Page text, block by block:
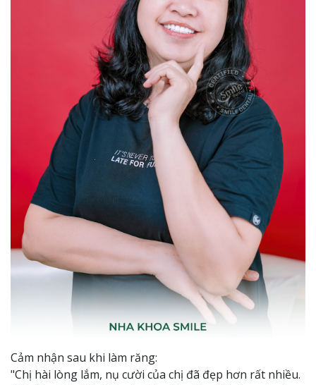
Cảm nhận sau khi làm răng:
"Chị hài lòng lắm, nụ cười của chị đã đẹp hơn rất nhiều.